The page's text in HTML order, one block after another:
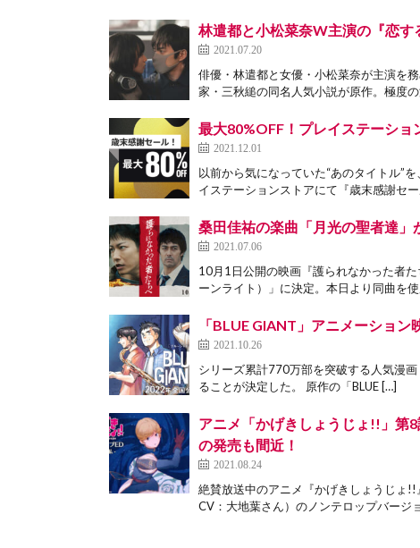
林遣都と小松菜奈W主演の『恋す
2021.07.20
俳優・林遣都と女優・小松菜奈が主演を
家・三秋縋の同名人気小説が原作。極度
最大80%OFF！プレイステーシ
2021.12.01
以前から気になっていた“あのタイトル”
イステーションストアにて『歳末感謝セ
桑田佳祐の楽曲「月光の聖者達」
2021.07.06
10月1日公開の映画『護られなかった者
ーンライト）」に決定。本日より同曲を
「BLUE GIANT」アニメーショ
2021.10.26
シリーズ累計770万部を突破する人気漫
ることが決定した。 原作の「BLUE […]
アニメ「かげきしょうじょ!!」第
の発売も間近！
2021.08.24
絶賛放送中のアニメ『かげきしょうじょ
CV：大地葉さん）のノンテロップバージ